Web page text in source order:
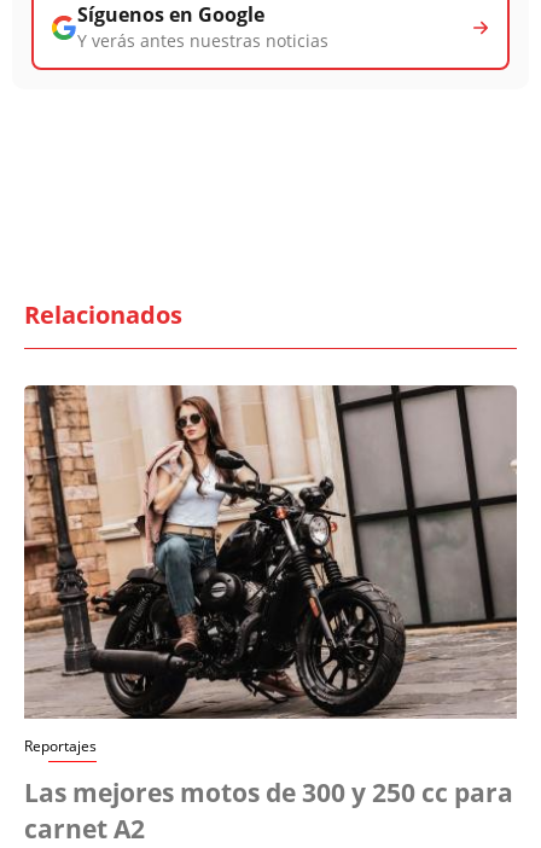
Síguenos en Google
Y verás antes nuestras noticias
Relacionados
Reportajes
Las mejores motos de 300 y 250 cc para
carnet A2